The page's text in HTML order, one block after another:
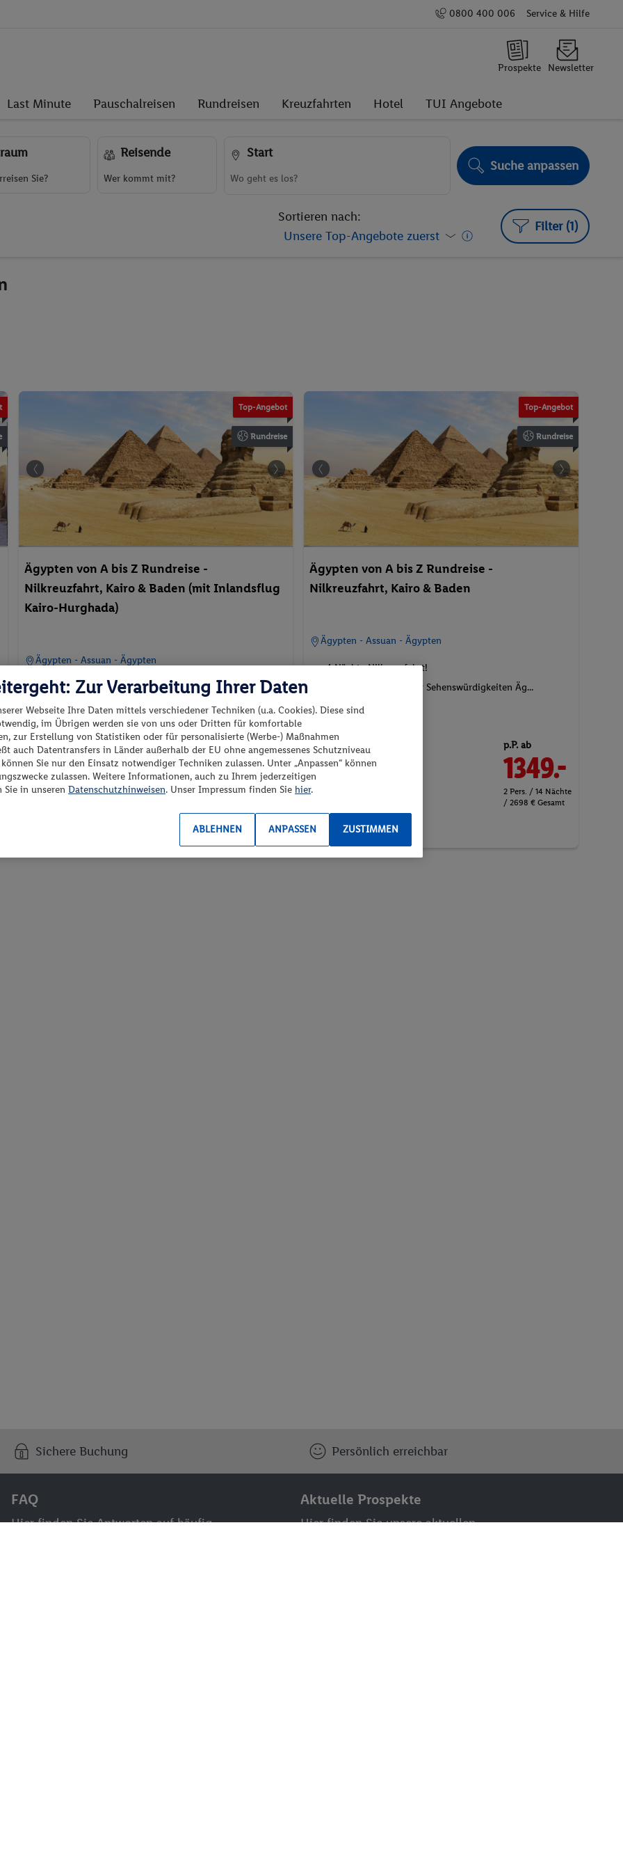
0800 400 006 Service & Hilfe
Prospekte Newsletter
Last Minute Pauschalreisen Rundreisen Kreuzfahrten Hotel TUI Angebote
Sie?
Reisende
Wer kommt mit?
Start
Suche anpassen
Sortieren nach:
Unsere Top-Angebote zuerst
Filter (1)
Top-Angebot
Rundreise
Ägypten von A bis Z Rundreise -
Nilkreuzfahrt, Kairo & Baden (mit Inlandsflug
Kairo-Hurghada)
Ägypten - Assuan - Ägypten
4 Nächte Nilkreuzfahrt
Besuch weltberühmter Sehenswürdigkeiten Äg...
07.01.2027 - 21.01.2027
laut Ausschreibung
Inkl. Flug,Verpflegung lt.
p.P. ab
1479.-
2 Pers. / 14 Nächte
Top-Angebot
Rundreise
Ägypten von A bis Z Rundreise -
Nilkreuzfahrt, Kairo & Baden
Ägypten - Assuan - Ägypten
4 Nächte Nilkreuzfahrt!
Besuch weltberühmter Sehenswürdigkeiten Äg...
07.01.2027 - 21.01.2027
laut Ausschreibung
Inkl. Flug,
Programm
p.P. ab
1349.-
2 Pers. / 14 Nächte
/ 2698 € Gesamt
Sichere Buchung Persönlich erreichbar
FAQ
Hier finden Sie Antworten auf häufig
Aktuelle Prospekte
Hier finden Sie unsere aktuellen
Zur Verarbeitung Ihrer Daten
Webseite Ihre Daten mittels verschiedener Techniken (u.a. Cookies). Diese sind
im Übrigen werden sie von uns oder Dritten für komfortable
zur Erstellung von Statistiken oder für personalisierte (Werbe-) Maßnahmen
auch Datentransfers in Länder außerhalb der EU ohne angemessenes Schutzniveau
Sie nur den Einsatz notwendiger Techniken zulassen. Unter „Anpassen“ können
zulassen. Weitere Informationen, auch zu Ihrem jederzeitigen
in unseren Datenschutzhinweisen. Unser Impressum finden Sie hier.
ZUSTIMMEN
ANPASSEN
ABLEHNEN